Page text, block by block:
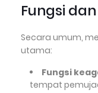
Fungsi
Secara umum,
utama:
Fungsi
tempat